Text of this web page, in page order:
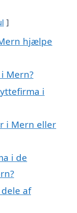
hjælpe
Mern?
i
i Mern eller
i de
af